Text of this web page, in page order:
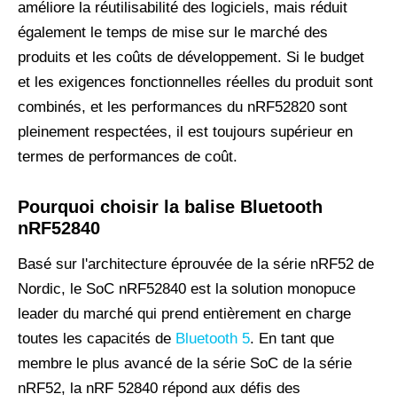
améliore la réutilisabilité des logiciels, mais réduit
également le temps de mise sur le marché des
produits et les coûts de développement. Si le budget
et les exigences fonctionnelles réelles du produit sont
combinés, et les performances du nRF52820 sont
pleinement respectées, il est toujours supérieur en
termes de performances de coût.
Pourquoi choisir la balise Bluetooth
nRF52840
Basé sur l'architecture éprouvée de la série nRF52 de
Nordic, le SoC nRF52840 est la solution monopuce
leader du marché qui prend entièrement en charge
toutes les capacités de Bluetooth 5. En tant que
membre le plus avancé de la série SoC de la série
nRF52, la nRF 52840 répond aux défis des